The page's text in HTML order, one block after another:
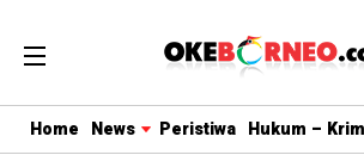
Home News Peristiwa Hukum –